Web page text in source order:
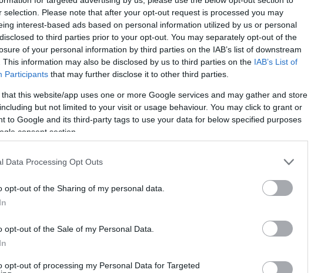
selection. Please note that after your opt-out request is processed you may
interest-based ads based on personal information utilized by us or personal
to third parties prior to your opt-out. You may separately opt-out of the
of your personal information by third parties on the IAB’s list of downstream
This information may also be disclosed by us to third parties on the IAB’s List of
Participants that may further disclose it to other third parties.
that this website/app uses one or more Google services and may gather and store
but not limited to your visit or usage behaviour. You may click to grant or
to Google and its third-party tags to use your data for below specified purposes
consent section.
Data Processing Opt Outs
opt-out of the Sharing of my personal data.
opt-out of the Sale of my Personal Data.
opt-out of processing my Personal Data for Targeted
KOBOZTAK EL AZ AMERIKAI
Bettina
Hivatal (TSA) ügynökei által az
2010 óta minden évben folyamatosan emelkedik,
el – azaz naponta átlagosan 18 darab
TOVÁBB
AIRBNB
BUDAPEST
HORVÁTORSZÁG
MTÜ
PROGRAMAJÁNLÓ
STRAND
VAKCINAÚTLEVÉL